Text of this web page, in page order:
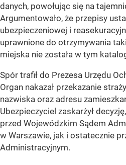
danych, powołując się na
Argumentowało, że przepisy
ubezpieczeniowej i
uprawnione do otrzymywania
miejska nie została w tym
Spór trafił do Prezesa Urzędu
Organ nakazał przekazanie
nazwiska oraz adresu
Ubezpieczyciel zaskarżył
przed Wojewódzkim Sądem
w Warszawie, jak i ostatecznie
Administracyjnym.